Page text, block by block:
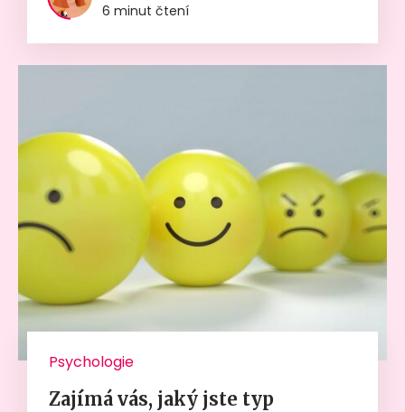
6 minut čtení
Psychologie
Zajímá vás, jaký jste typ